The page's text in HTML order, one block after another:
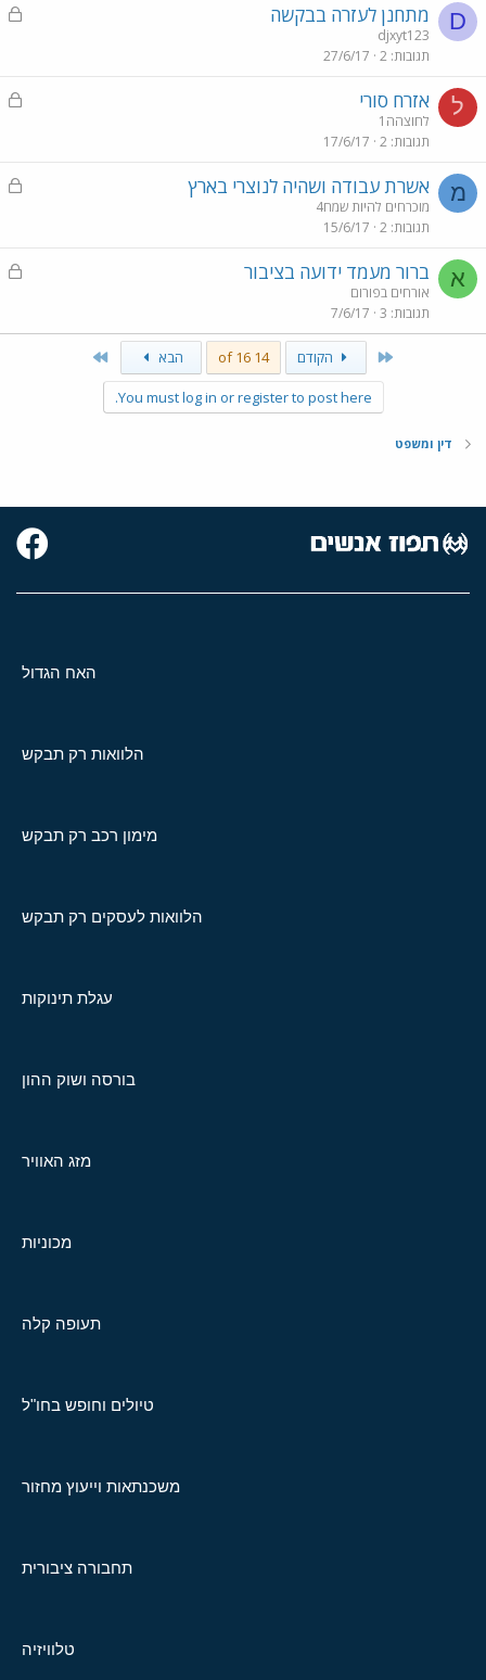
D
נ
מתחנן לעזרה בבקשה
djxyt123
תגובות 2
27/6/17
ל
נ
אזרח סורי
לחוצהה1
תגובות 2
17/6/17
מ
נ
אשרת עבודה ושהיה לנוצרי בארץ
מוכרחים להיות שמח4
תגובות 2
15/6/17
א
נ
ל
ברור מעמד ידועה בציבור
אורחים בפורום
תגובות 3
7/6/17
First הקודם 14 of 16 הבא
You must log in or register to post here.
דין ומשפט
האח הגדול
הלוואות רק תבקש
מימון רכב רק תבקש
הלוואות לעסקים רק תבקש
עגלת תינוקות
בורסה ושוק ההון
מזג האוויר
מכוניות
תעופה קלה
טיולים וחופש בחו"ל
משכנתאות וייעוץ מחזור
תחבורה ציבורית
טלוויזיה